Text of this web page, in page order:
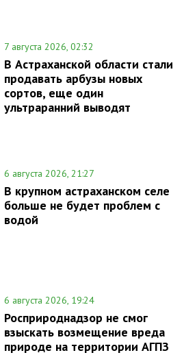
7 августа 2026, 02:32
В Астраханской области стали
продавать арбузы новых
сортов, еще один
ультраранний выводят
6 августа 2026, 21:27
В крупном астраханском селе
больше не будет проблем с
водой
6 августа 2026, 19:24
Росприроднадзор не смог
взыскать возмещение вреда
природе на территории АГПЗ